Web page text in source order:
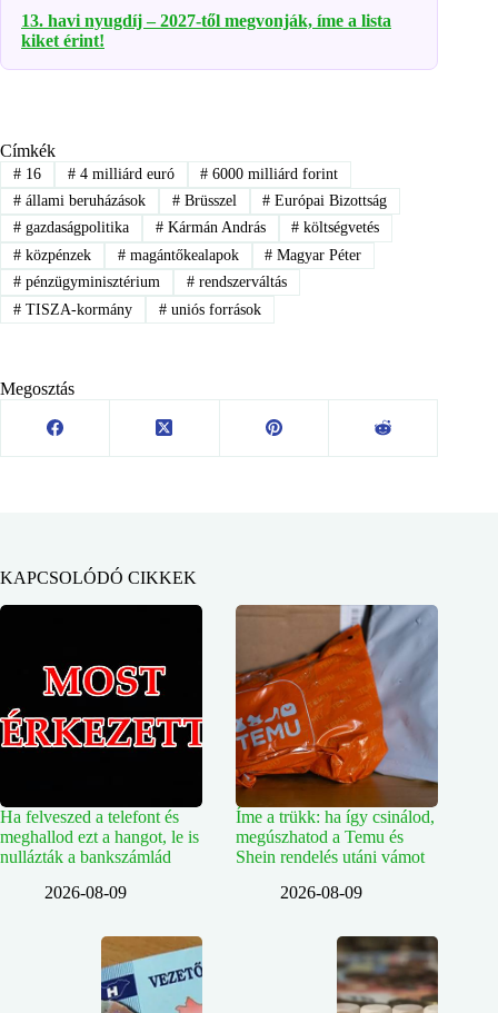
13. havi nyugdíj – 2027-től megvonják, íme a lista
kiket érint!
Címkék
#16 #4 milliárd euró # 6000 milliárd forint
#állami beruházások #Brüsszel # Európai Bizottság
#gazdaságpolitika #Kármán András # költségvetés
#közpénzek #magántőkealapok # Magyar Péter
#pénzügyminisztérium #rendszerváltás
#TISZA-kormány #uniós források
Megosztás
KAPCSOLÓDÓ CIKKEK
Ha felveszed a telefont és
meghallod ezt a hangot, le is
nullázták a bankszámlád
2026-08-09
Íme a trükk: ha így csinálod,
megúszhatod a Temu és
Shein rendelés utáni vámot
2026-08-09